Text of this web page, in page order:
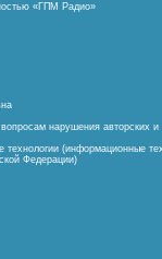
«ГПМ Радио»
вопросам нарушения авторских
(информационные
Федерации)